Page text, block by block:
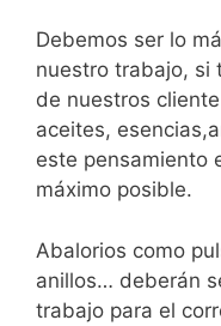
Debemos ser lo
nuestro trabajo, si
de nuestros
aceites,
este pensamiento
máximo posible.
Abalorios como
anillos… deberán
trabajo para el